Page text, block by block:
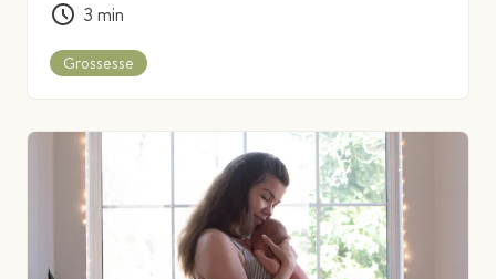
3 min
Grossesse